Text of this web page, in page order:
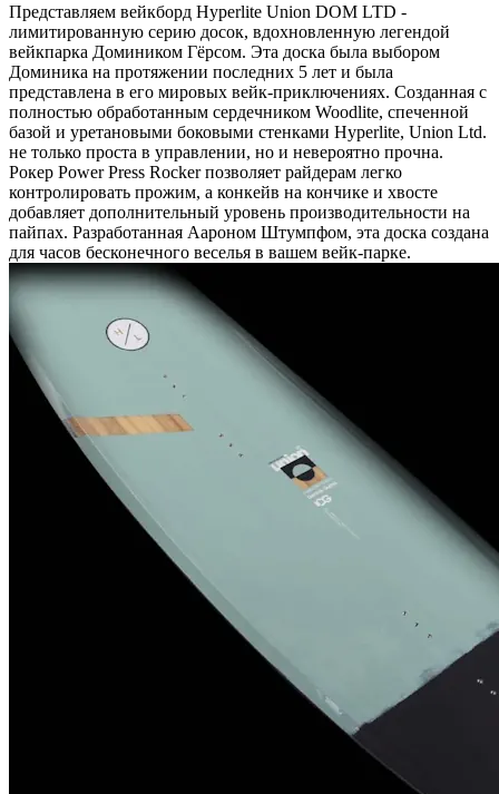
Представляем вейкборд Hyperlite Union DOM LTD -
лимитированную серию досок, вдохновленную легендой
вейкпарка Домиником Гёрсом. Эта доска была выбором
Доминика на протяжении последних 5 лет и была
представлена в его мировых вейк-приключениях. Созданная с
полностью обработанным сердечником Woodlite, спеченной
базой и уретановыми боковыми стенками Hyperlite, Union Ltd.
не только проста в управлении, но и невероятно прочна.
Рокер Power Press Rocker позволяет райдерам легко
контролировать прожим, а конкейв на кончике и хвосте
добавляет дополнительный уровень производительности на
пайпах. Разработанная Аароном Штумпфом, эта доска создана
для часов бесконечного веселья в вашем вейк-парке.